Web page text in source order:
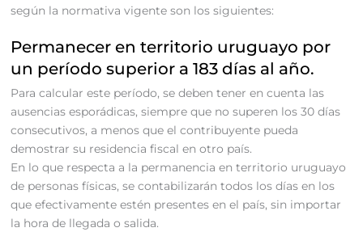
según la normativa vigente son los siguientes:
Permanecer en territorio uruguayo por
un período superior a 183 días al año.
Para calcular este período, se deben tener en cuenta las
ausencias esporádicas, siempre que no superen los 30 días
consecutivos, a menos que el contribuyente pueda
demostrar su residencia fiscal en otro país.
En lo que respecta a la permanencia en territorio uruguayo
de personas físicas, se contabilizarán todos los días en los
que efectivamente estén presentes en el país, sin importar
la hora de llegada o salida.